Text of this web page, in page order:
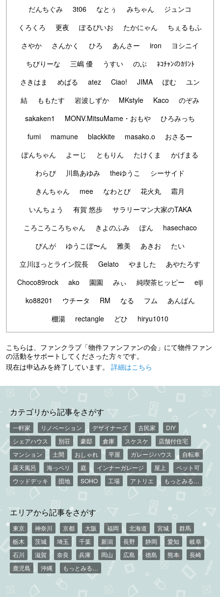
だんちぐみ
3t06 なとぅ みちゃん
ジュンコ
くろくろ
更夜 ぽるぴいお たかにゃん
ちぇるもふ
さやか
さんかく ひろ あんさー iron
ヨシニイ
ちびりーな
三嶋 優 うすい のぶ
ﾈｺﾁｬﾝのｶﾘﾝﾄ
さきはま
めばる atez Ciao! JIMA ぽむ
ユン
結
ももたす 岩波しずか MKstyle Kaco
のぞみ
sakaken1
MONV.MitsuMame・おもや
ひろみっち
fumi
mamune blackkite masako.o
おさるー
ぽんちゃん
よーじ ともりん たけくま
かげまる
わらび
川島あゆみ theゆうこ
シーサイド
きんちゃん
mee なわとび 花火丸
霜月
いんちょう
有賀 悠歩
サラリーマン大家のTAKA
ころころころちゃん
きよのふみ ぽん
hasechaco
ぴんが
ゆうこぼ〜ん 雅美 あきお
たい
立川ほっとライン院長
Gelato やました
あやたろす
Choco89rock
ako 園園 みぃ 純喫茶ヒッピー
eiji
ko88201
ウチータ RM なる フム
あんぱん
棚湯
rectangle どひ hiryu1010
こちらは、ファンクラブ「物件ファンファンの会」にて物件ファン
の活動をサポートしてくださった方々です。
現在は申込みを終了しています。 詳細はこちら
カテゴリから記事をさがす
一軒家 リノベーション デザイナーズ 古民家
DIY
シェアハウス
別荘 豪邸 倉庫 スケスケ
店舗付住宅
マンション
土間 おしゃれ 平屋 ガレージハウス
自転車
露天風呂
海っペリ 庭 インナーガレージ 屋上
ペット可
ウッドデッキ
団地 SOHO 工場 アトリエ もっとみる…
エリアから記事をさがす
東京 神奈川 京都 大阪 福岡 北海道 宮城
群馬
栃木
茨城 埼玉 千葉 新潟 長野 静岡 愛知
岐阜
石川
滋賀 奈良 兵庫 岡山 広島 徳島 熊本
長崎
鹿児島
沖縄 もっとみる…